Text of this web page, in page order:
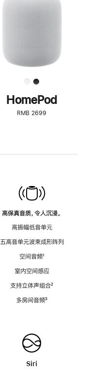
了
解
HomePod<
HomePod
RMB 2699
高保真音质，令人沉浸。
高振幅低音单元
五高音单元波束成形阵列
空间音频脚
¹
室内空间感应
支持立体声组合脚
²
多房间音频脚
³
Siri